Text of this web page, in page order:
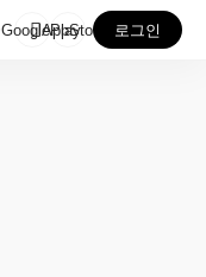
GooglePlay
AppStore 로그인